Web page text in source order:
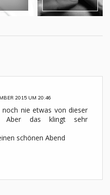
2015 UM 20:46
nie etwas von dieser
Aber das klingt sehr
schönen Abend